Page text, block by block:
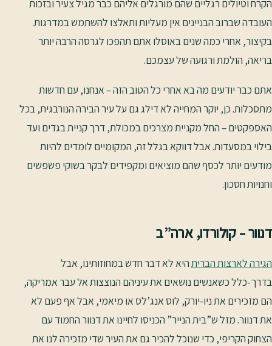
הקרח וטיולים רגליים שהם מורגלים אליהם כבר מגיל צעיר ובזכות
העובדה שברוב הבניינים אין מעליות ותאלצו להשתמש במדרגות.
בקיצור, אחרי כמה שנים באוסלו אתם תהפכו לגרסה הרבה יותר
בריאה, הולמת ורגועה של עצמכם.
אתם כבר יודעים מה בא אחרי כל הטוב הזה – אנחנו, עם חדשות
מתסכלות. כן, יוקר המחייה לא דילג גם על עיר הבירה הנורבגית, בכל
האספקטים – החל מקניית מצרכים במכולת, דרך קניית בגדים ועד
בילוי במסעדות. אבל דווקא בגלל זה, המקומיים לומדים להיות
מודעים יותר לכסף שהם מוציאים ומקפידים לבקר בשוקי פשפשים
וחנויות חסכון.
דנוור – קולורדו, ארה”ב
הגירה לארצות הבריתהיא לא דבר חדש במחוזותינו, אבל
בדרך-כלל כשאנשים נושאים את עיניהם הנוצצות אל עבר אמריקה,
הם מזכירים את ניו-יורק, לוס אנג’לס או מיאמי, אבל אף פעם לא
את דנוור. מזל ש”בית הנייר” הכניסו לחיינו את דנוור החמוד עם
הצחוק הקריפי, כדי שנוכל להכיר גם את העיר שדי מזכירה לנו את